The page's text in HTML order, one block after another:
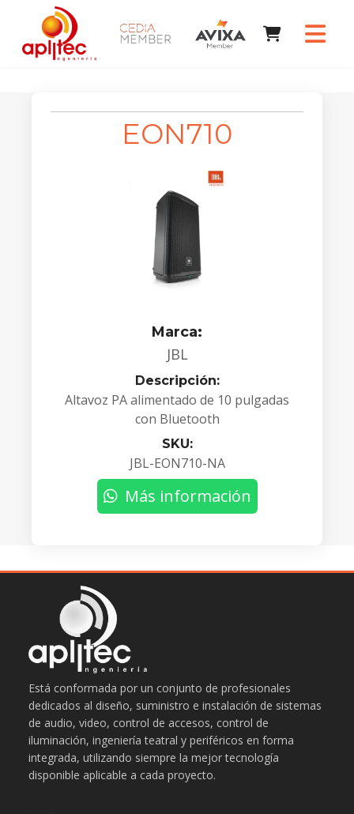
EON710
Marca:
JBL
Descripción:
Altavoz PA alimentado de 10 pulgadas
con Bluetooth
SKU:
JBL-EON710-NA
Más información
Está conformada por un conjunto de profesionales
dedicados al diseño, suministro e instalación de sistemas
de audio, video, control de accesos, control de
iluminación, ingeniería teatral y periféricos en forma
integrada, utilizando siempre la mejor tecnología
disponible aplicable a cada proyecto.